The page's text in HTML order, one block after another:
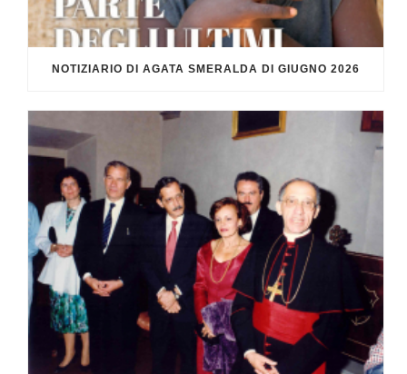
NOTIZIARIO DI AGATA SMERALDA DI GIUGNO 2026